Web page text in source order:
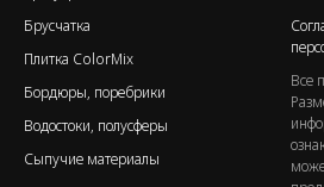
Брусчатка
Плитка ColorMix
Бордюры, поребрики
Водостоки, полусферы
Сыпучие материалы
Все